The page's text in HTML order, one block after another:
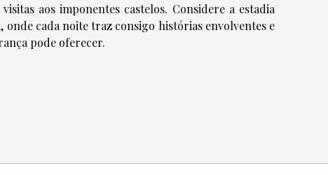
aos imponentes castelos. Considere a estadia
onde cada noite traz consigo histórias envolventes e
pode oferecer.